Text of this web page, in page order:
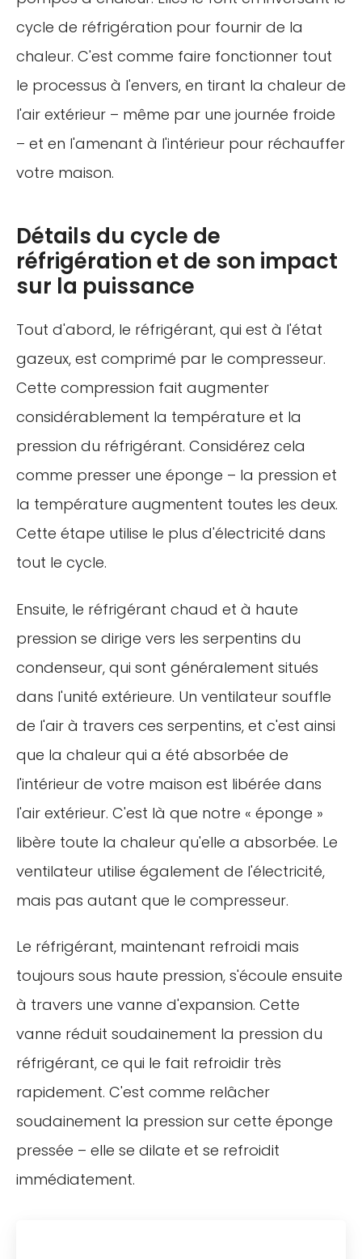
cycle de réfrigération pour fournir de la
chaleur. C'est comme faire fonctionner tout
le processus à l'envers, en tirant la chaleur de
l'air extérieur – même par une journée froide
– et en l'amenant à l'intérieur pour réchauffer
votre maison.
Détails du cycle de
réfrigération et de son impact
sur la puissance
Tout d'abord, le réfrigérant, qui est à l'état
gazeux, est comprimé par le compresseur.
Cette compression fait augmenter
considérablement la température et la
pression du réfrigérant. Considérez cela
comme presser une éponge – la pression et
la température augmentent toutes les deux.
Cette étape utilise le plus d'électricité dans
tout le cycle.
Ensuite, le réfrigérant chaud et à haute
pression se dirige vers les serpentins du
condenseur, qui sont généralement situés
dans l'unité extérieure. Un ventilateur souffle
de l'air à travers ces serpentins, et c'est ainsi
que la chaleur qui a été absorbée de
l'intérieur de votre maison est libérée dans
l'air extérieur. C'est là que notre « éponge »
libère toute la chaleur qu'elle a absorbée. Le
ventilateur utilise également de l'électricité,
mais pas autant que le compresseur.
Le réfrigérant, maintenant refroidi mais
toujours sous haute pression, s'écoule ensuite
à travers une vanne d'expansion. Cette
vanne réduit soudainement la pression du
réfrigérant, ce qui le fait refroidir très
rapidement. C'est comme relâcher
soudainement la pression sur cette éponge
pressée – elle se dilate et se refroidit
immédiatement.